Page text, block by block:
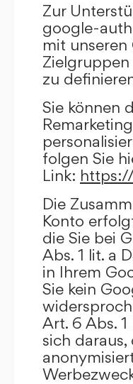
Zur
google-
mit
zu
Sie können
folgen Sie
Link:
Die
Konto
die Sie bei
Abs. 1 lit. a
in Ihrem
Sie kein
Art. 6 Abs.
sich